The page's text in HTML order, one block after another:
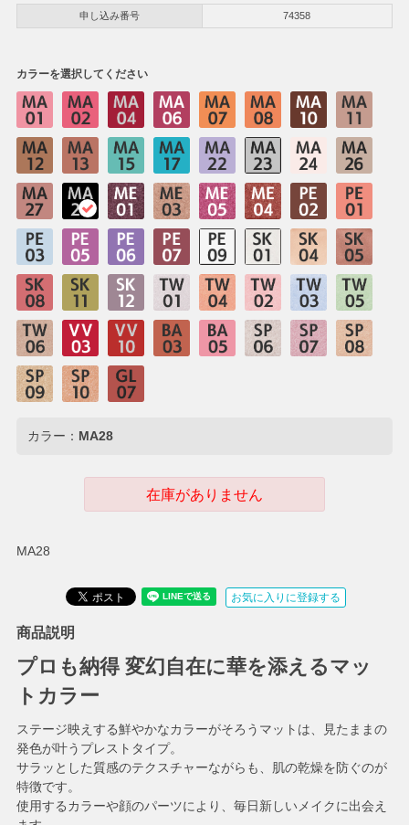
申し込み番号 74358
MA28
カラーを選択してください
カラー： MA28
在庫がありません
お気に入りに登録する
商品説明
プロも納得 変幻自在に華を添えるマッ
トカラー
ステージ映えする鮮やかなカラーがそろうマットは、見たままの
発色が叶うプレストタイプ。
サラッとした質感のテクスチャーながらも、肌の乾燥を防ぐのが
特徴です。
使用するカラーや顔のパーツにより、毎日新しいメイクに出会え